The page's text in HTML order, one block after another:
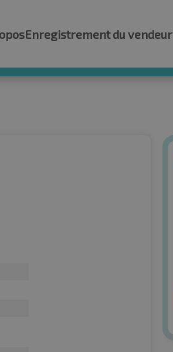
Enregistrement du vendeur